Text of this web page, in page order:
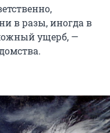
в разы, иногда в
ущерб, —